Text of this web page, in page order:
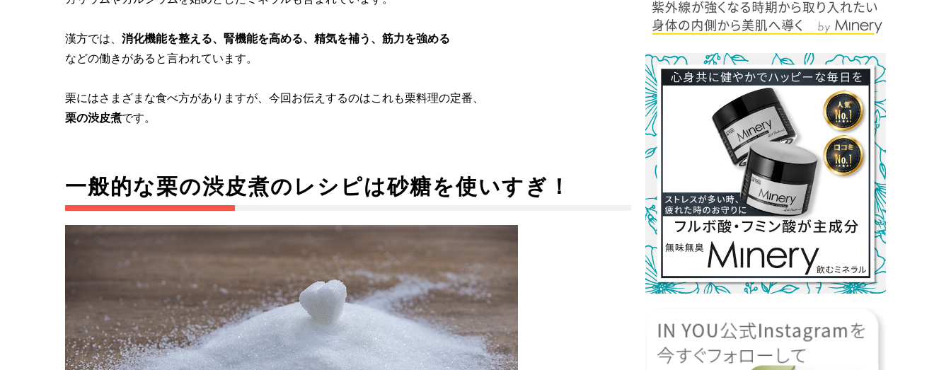
漢方では、 消化機能を整える、腎機能を高める、精気を補う、筋力を強める
などの働きがあると言われています。
栗にはさまざまな食べ方がありますが、今回お伝えするのはこれも栗料理の定番、
栗の渋皮煮です。
一般的な栗の渋皮煮のレシピは砂糖を使いすぎ！